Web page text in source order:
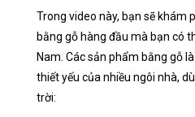
Trong video này, bạn sẽ khám
bằng gỗ hàng đầu mà bạn có
Nam. Các sản phẩm bằng gỗ
thiết yếu của nhiều ngôi nhà,
trời: